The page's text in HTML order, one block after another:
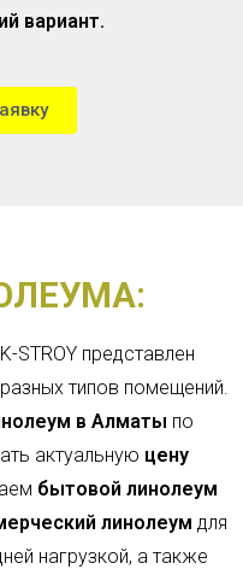
вариант.
STROY представлен
типов помещений.
в Алматы по
актуальную цену
бытовой линолеум
линолеум для
нагрузкой, а также